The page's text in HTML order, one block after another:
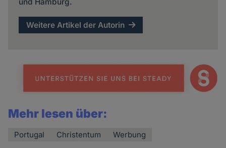
Weitere Artikel der Autorin
Mehr lesen über:
Portugal Christentum Werbung